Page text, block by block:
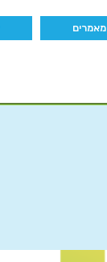
מאמרים